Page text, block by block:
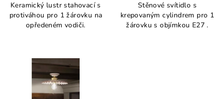
Keramický lustr stahovací s
protiváhou pro 1 žárovku na
opředeném vodiči.
Stěnové svítidlo s
krepovaným cylindrem pro 1
žárovku s objímkou E27 .